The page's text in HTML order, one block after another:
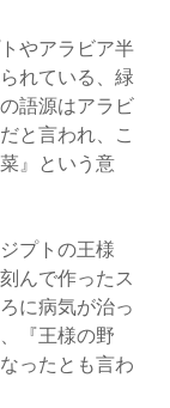
やアラビア半
れている、緑
語源はアラビ
と言われ、こ
』という意
プトの王様
んで作ったス
に病気が治っ
『王様の野
ったとも言わ